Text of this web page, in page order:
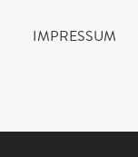
IMPRESSUM